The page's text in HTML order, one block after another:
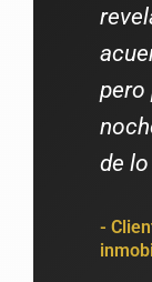
pero
de
-